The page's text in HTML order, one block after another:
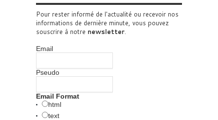
Pour rester informé de l'actualité ou recevoir nos
informations de dernière minute, vous pouvez
souscrire à notre newsletter.
Email
Pseudo
Email Format
html
text